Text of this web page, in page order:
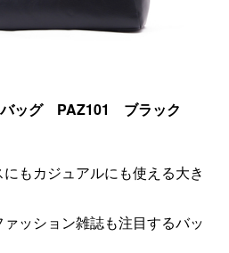
ッグ PAZ101 ブラック
もカジュアルにも使える大き
ッション雑誌も注目するバッ